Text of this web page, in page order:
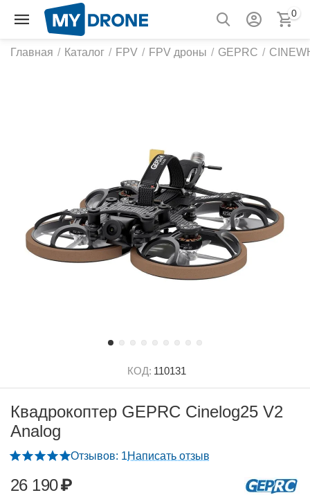
0
Главная / Каталог / FPV / FPV дроны / GEPRC /
КОД: 110131
Квадрокоптер GEPRC Cinelog25 V2
Analog
Отзывов: 1Написать отзыв
26 190₽